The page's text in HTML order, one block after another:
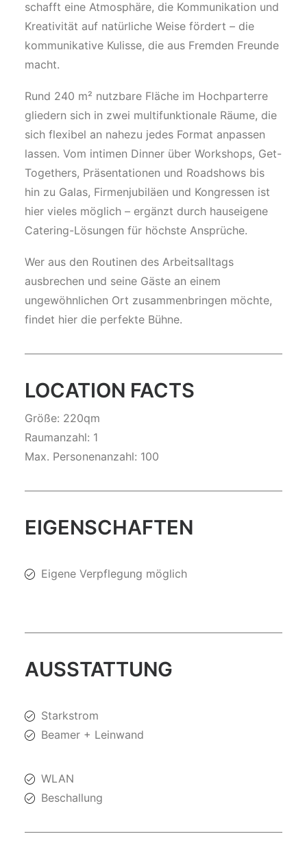
schafft eine Atmosphäre, die Kommunikation und
Kreativität auf natürliche Weise fördert – die
kommunikative Kulisse, die aus Fremden Freunde
macht.
Rund 240 m² nutzbare Fläche im Hochparterre
gliedern sich in zwei multifunktionale Räume, die
sich flexibel an nahezu jedes Format anpassen
lassen. Vom intimen Dinner über Workshops, Get-
Togethers, Präsentationen und Roadshows bis
hin zu Galas, Firmenjubiläen und Kongressen ist
hier vieles möglich – ergänzt durch hauseigene
Catering-Lösungen für höchste Ansprüche.
Wer aus den Routinen des Arbeitsalltags
ausbrechen und seine Gäste an einem
ungewöhnlichen Ort zusammenbringen möchte,
findet hier die perfekte Bühne.
LOCATION FACTS
Größe: 220qm
Raumanzahl: 1
Max. Personenanzahl: 100
EIGENSCHAFTEN
Eigene Verpflegung möglich
AUSSTATTUNG
Starkstrom
Beamer + Leinwand
WLAN
Beschallung